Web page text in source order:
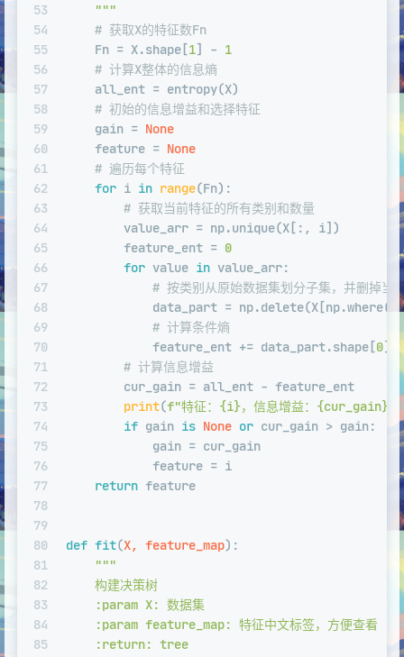
53
54
55
56
57
58
59
60
61
62
63
64
65
66
67
68
69
70
71
72
73
74
75
76
77
78
79
80
81
82
83
84
85
    """
# 获取X的特征数Fn
    Fn = X.shape[
1] - 1
# 计算X整体的信息熵
    all_ent = entropy(X)
# 初始的信息增益和选择特征
    gain =
None
    feature =
None
# 遍历每个特征
for i in range(Fn):
# 获取当前特征的所有类别和数量
        value_arr = np.unique(X[:, i])
        feature_ent =
0
for value in value_arr:
# 按类别从原始数据集划分子集，并删掉当
data_part =
# 计算条件熵
            feature_ent += data_part.shape[
0] /
# 计算信息增益
        cur_gain = all_ent - feature_ent
print(f"特征： {i}，信息增益： {cur_gain}
if gain is None or cur_gain > gain:
            gain = cur_gain
            feature = i
return feature
def fit(X, feature_map):
"""
    构建决策树
    :param X: 数据集
    :param feature_map: 特征中文标签，方便查看
    :return: tree